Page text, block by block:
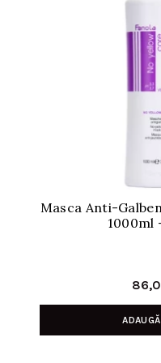
Masca Anti-
1000ml